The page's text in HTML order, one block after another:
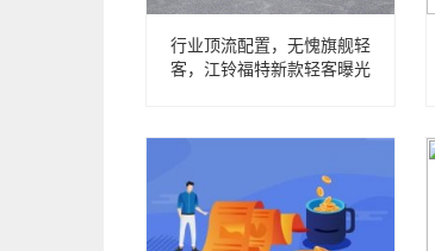
行业顶流配置，无愧旗舰轻
客，江铃福特新款轻客曝光